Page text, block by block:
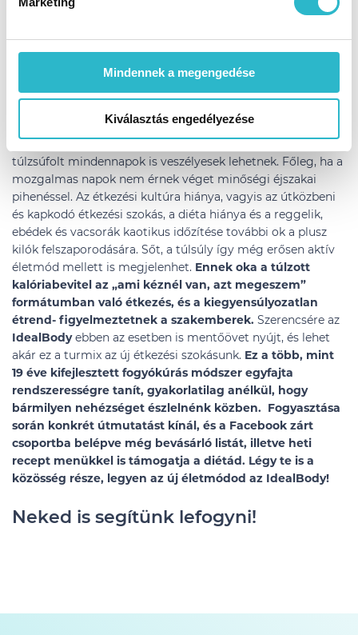
Mindennek a megengedése
Kiválasztás engedélyezése
körében. A plusz kilogrammok megjelenéséhez vezető
életmód, a szabadidős deficit, vagy az étkezéskultúra
hiánya.Ennek eredményeként plusz kilók jelennek meg.
Sőt, nagyon gyakran kialakul egy ördögi kör: minél
nagyobb a súly, annál nehezebb a mozgás, és annál
testünket a rendszeres sétákra, a teljes értékű sportolásról
már nem is beszélve. A rohanás, az állandó pörgés és a
túlzsúfolt mindennapok is veszélyesek lehetnek. Főleg, ha a
mozgalmas napok nem érnek véget minőségi éjszakai
pihenéssel. Az étkezési kultúra hiánya, vagyis az útközbeni
és kapkodó étkezési szokás, a diéta hiánya és a reggelik,
ebédek és vacsorák kaotikus időzítése további ok a plusz
kilók felszaporodására. Sőt, a túlsúly így még erősen aktív
életmód mellett is megjelenhet. Ennek oka a túlzott
kalóriabevitel az „ami kéznél van, azt megeszem”
formátumban való étkezés, és a kiegyensúlyozatlan
étrend- figyelmeztetnek a szakemberek. Szerencsére az
IdealBodyebben az esetben is mentőövet nyújt, és lehet
akár ez a turmix az új étkezési szokásunk. Ez a több, mint
19 éve kifejlesztett fogyókúrás módszer egyfajta
rendszerességre tanít, gyakorlatilag anélkül, hogy
bármilyen nehézséget észlelnénk közben. Fogyasztása
során konkrét útmutatást kínál, és a Facebook zárt
csoportba belépve még bevásárló listát, illetve heti
recept menükkel is támogatja a diétád. Légy te is a
közösség része, legyen az új életmódod az IdealBody!
Neked is segítünk lefogyni!